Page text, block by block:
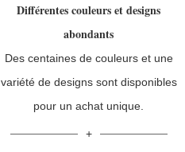
Différentes couleurs et designs
abondants
Des centaines de couleurs et une
variété de designs sont disponibles
pour un achat unique.